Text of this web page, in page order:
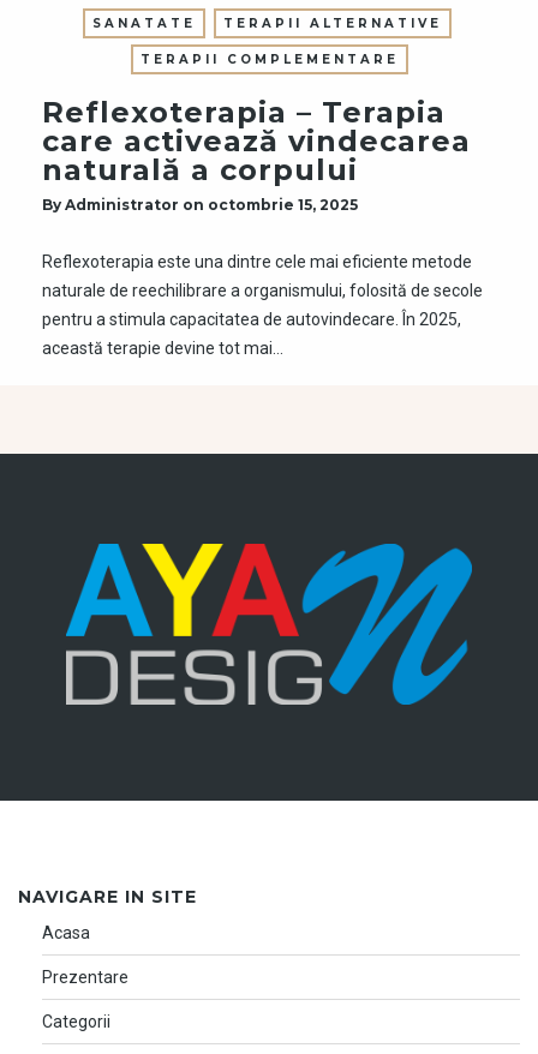
SANATATE TERAPII ALTERNATIVE
TERAPII COMPLEMENTARE
Reflexoterapia – Terapia
care activează vindecarea
naturală a corpului
By Administrator on octombrie 15, 2025
Reflexoterapia este una dintre cele mai eficiente metode
naturale de reechilibrare a organismului, folosită de secole
pentru a stimula capacitatea de autovindecare. În 2025,
această terapie devine tot mai…
NAVIGARE IN SITE
Acasa
Prezentare
Categorii